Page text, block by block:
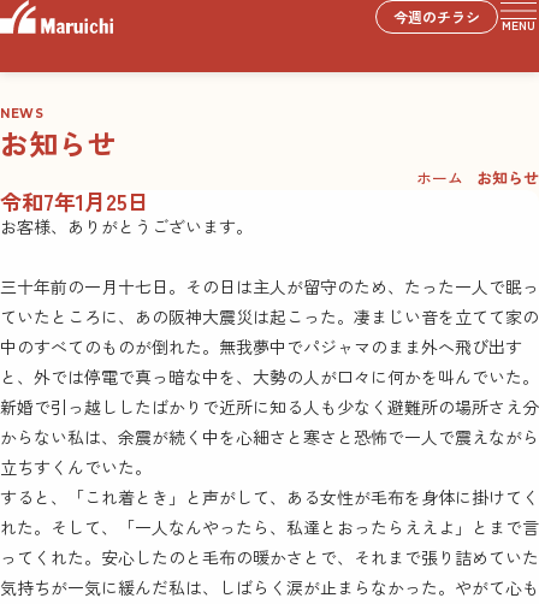
今週のチラシ MENU
NEWS
お知らせ
ホーム お知らせ
令和7年1月25日
お客様、ありがとうございます。
三十年前の一月十七日。その日は主人が留守のため、たった一人で眠っ
ていたところに、あの阪神大震災は起こった。凄まじい音を立てて家の
中のすべてのものが倒れた。無我夢中でパジャマのまま外へ飛び出す
と、外では停電で真っ暗な中を、大勢の人が口々に何かを叫んでいた。
新婚で引っ越ししたばかりで近所に知る人も少なく避難所の場所さえ分
からない私は、余震が続く中を心細さと寒さと恐怖で一人で震えながら
立ちすくんでいた。
すると、「これ着とき」と声がして、ある女性が毛布を身体に掛けてく
れた。そして、「一人なんやったら、私達とおったらええよ」とまで言
ってくれた。安心したのと毛布の暖かさとで、それまで張り詰めていた
気持ちが一気に緩んだ私は、しばらく涙が止まらなかった。やがて心も